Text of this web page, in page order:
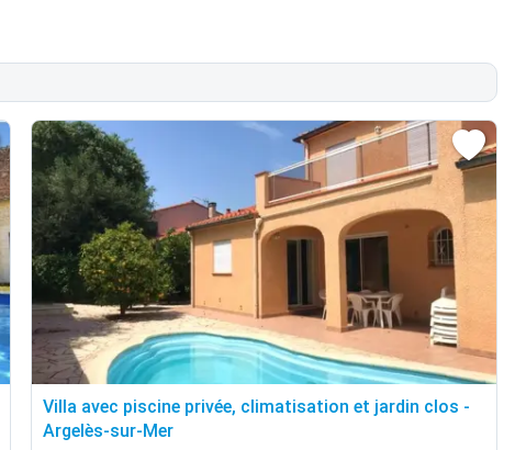
Villa avec piscine privée, climatisation et jardin clos -
Argelès-sur-Mer